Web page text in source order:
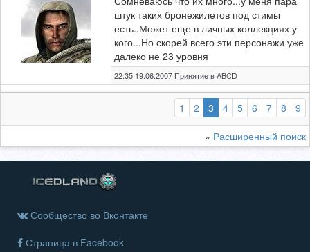
штук таких бронежилетов под стимы
есть..Может еще в личных коллекциях у
кого...Но скорей всего эти персонажи уже
далеко не 23 уровня
22:35 19.06.2007 Принятие в ABCD
1 2 3 (выбранная)
4 5 6 7 8 9
» Расширенный поиcк
Сообщество во Вконтакте
Страница в Facebook